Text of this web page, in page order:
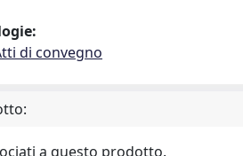
di convegno
a questo prodotto.